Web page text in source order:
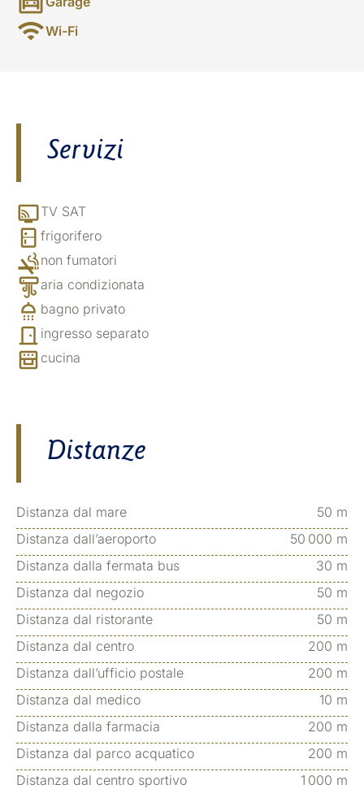
Wi-Fi
Servizi
TV SAT
frigorifero
non fumatori
aria condizionata
bagno privato
ingresso separato
cucina
Distanze
Distanza dal mare
50 m
Distanza dall’aeroporto
50 000 m
Distanza dalla fermata bus
30 m
Distanza dal negozio
50 m
Distanza dal ristorante
50 m
Distanza dal centro
200 m
Distanza dall’ufficio postale
200 m
Distanza dal medico
10 m
Distanza dalla farmacia
200 m
Distanza dal parco acquatico
200 m
Distanza dal centro sportivo
1 000 m